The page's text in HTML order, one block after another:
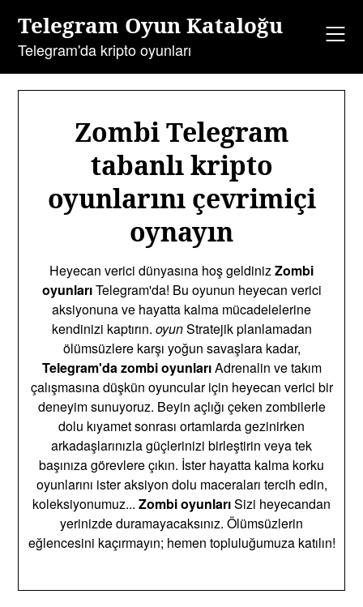
geçTelegram Oyun Kataloğu
Telegram'da kripto oyunları
Zombi Telegram
tabanlı kripto
oyunlarını çevrimiçi
oynayın
Heyecan verici dünyasına hoş geldinizZombi
oyunlarıTelegram'da! Bu oyunun heyecan verici
aksiyonuna ve hayatta kalma mücadelelerine
kendinizi kaptırın. oyunStratejik planlamadan
ölümsüzlere karşı yoğun savaşlara kadar,
Telegram'da zombi oyunlarıAdrenalin ve takım
çalışmasına düşkün oyuncular için heyecan verici bir
deneyim sunuyoruz. Beyin açlığı çeken zombilerle
dolu kıyamet sonrası ortamlarda gezinirken
arkadaşlarınızla güçlerinizi birleştirin veya tek
başınıza görevlere çıkın. İster hayatta kalma korku
oyunlarını ister aksiyon dolu maceraları tercih edin,
koleksiyonumuz... Zombi oyunlarıSizi heyecandan
yerinizde duramayacaksınız. Ölümsüzlerin
eğlencesini kaçırmayın; hemen topluluğumuza katılın!